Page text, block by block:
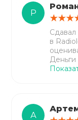
Р
Сдавал
в
Деньги
А